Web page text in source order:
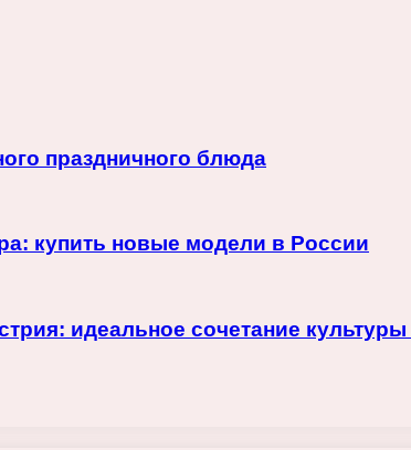
праздничного блюда
купить новые модели в России
идеальное сочетание